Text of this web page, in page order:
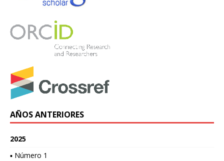
AÑOS ANTERIORES
2025
▪ Número 1